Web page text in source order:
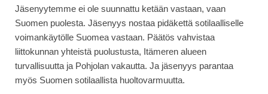
Jäsenyytemme ei ole suunnattu ketään vastaan, vaan
Suomen puolesta. Jäsenyys nostaa pidäkettä sotilaalliselle
voimankäytölle Suomea vastaan. Päätös vahvistaa
liittokunnan yhteistä puolustusta, Itämeren alueen
turvallisuutta ja Pohjolan vakautta. Ja jäsenyys parantaa
myös Suomen sotilaallista huoltovarmuutta.